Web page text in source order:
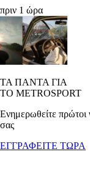
πριν 1 ώρα
ΤΑ ΠΑΝΤΑ ΓΙΑ
ΤΟ METROSPORT
Ενημερωθείτε πρώτοι
σας
ΕΓΓΡΑΦΕΙΤΕ ΤΩΡΑ